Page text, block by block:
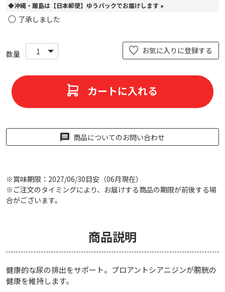
須
◆沖縄・離島は【日本郵便】ゆうパックでお届けします
)
了承しました
お気に入りに登録する
カートに入れる
商品についてのお問い合わせ
※賞味期限：2027/06/30目安（06月現在）
※ご注文のタイミングにより、お届けする商品の期限が前後する場
合がございます。
商品説明
健康的な尿の排出をサポート。プロアントシアニジンが膀胱の
健康を維持します。